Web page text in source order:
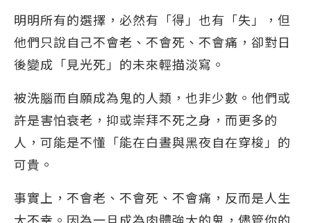
明明所有的選擇，必然有「得」也有「失」，但
他們只說自己不會老、不會死、不會痛，卻對日
後變成「見光死」的未來輕描淡寫。
被洗腦而自願成為鬼的人類，也非少數。他們或
許是害怕衰老，抑或崇拜不死之身，而更多的
人，可能是不懂「能在白晝與黑夜自在穿梭」的
可貴。
事實上，不會老、不會死、不會痛，反而是人生